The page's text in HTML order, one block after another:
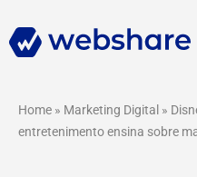
Home » Marketing Digital »
entretenimento ensina sobre